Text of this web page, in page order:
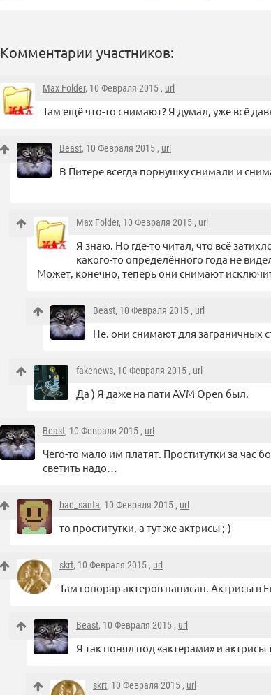
Комментарии участников:
Max Folder, 10 Февраля 2015 , url
Там ещё что-то снимают? Я думал, уже всё
Beast, 10 Февраля 2015 , url
В Питере всегда порнушку снимали и
Max Folder, 10 Февраля 2015 , url
Я знаю. Но где-то читал, что всё
какого-то определённого года не
Может, конечно, теперь они снимают
Beast, 10 Февраля 2015 , url
Не. они снимают для заграничных
fakenews, 10 Февраля 2015 , url
Да ) Я даже на пати AVM Open был.
Beast, 10 Февраля 2015 , url
Чего-то мало им платят. Проститутки за час
светить надо…
bad_santa, 10 Февраля 2015 , url
то проститутки, а тут же актрисы ;-)
skrt, 10 Февраля 2015 , url
Там гонорар актеров написан. Актрисы в
Beast, 10 Февраля 2015 , url
Я так понял под «актерами» и
skrt, 10 Февраля 2015 , url